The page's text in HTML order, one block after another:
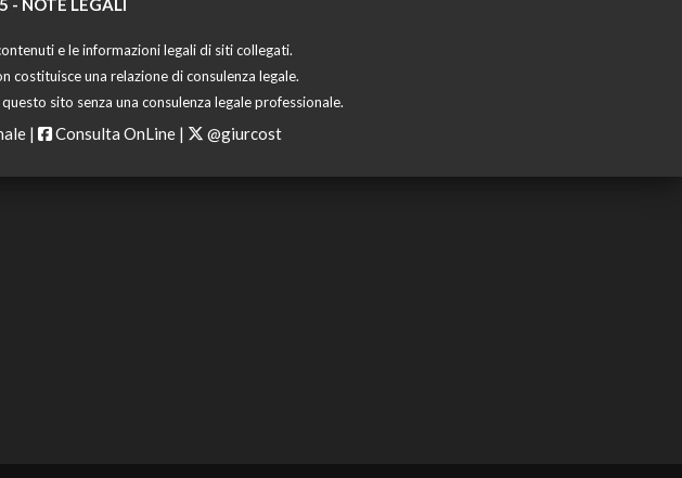
- NOTE LEGALI
e le informazioni legali di siti collegati.
costituisce una relazione di consulenza legale.
sito senza una consulenza legale professionale.
| Consulta OnLine | @giurcost